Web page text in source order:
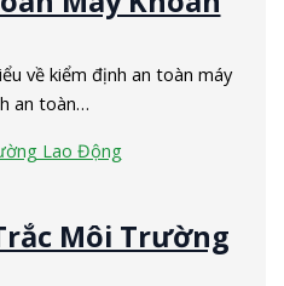
về kiểm định an toàn máy
an toàn…
Môi Trường